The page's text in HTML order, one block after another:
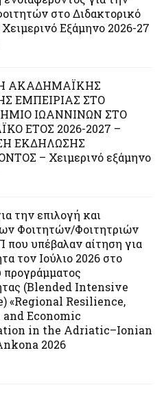
στο Διδακτορικό
Εξάμηνο 2026-27
ΑΚΑΔΗΜΑΪΚΗΣ
ΕΜΠΕΙΡΙΑΣ ΣΤΟ
ΙΩΑΝΝΙΝΩΝ ΣΤΟ
ΕΤΟΣ 2026-2027 –
ΕΚΔΗΛΩΣΗΣ
– Χειμερινό εξάμηνο
την επιλογή και
Φοιτητών/Φοιτητριών
υπέβαλαν αίτηση για
τον Ιούλιο 2026 στο
προγράμματος
(Blended Intensive
«Regional Resilience,
Economic
in the Adriatic–Ionian
2026